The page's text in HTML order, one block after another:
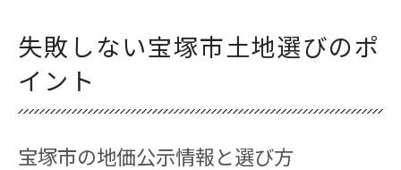
失敗しない宝塚市土地選びのポ
イント
宝塚市の地価公示情報と選び方